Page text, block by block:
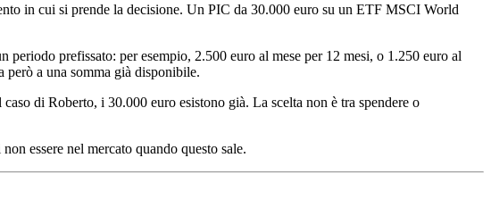
in cui si prende la decisione. Un PIC da 30.000 euro su un ETF MSCI World
prefissato: per esempio, 2.500 euro al mese per 12 mesi, o 1.250 euro al
a una somma già disponibile.
di Roberto, i 30.000 euro esistono già. La scelta non è tra spendere o
essere nel mercato quando questo sale.